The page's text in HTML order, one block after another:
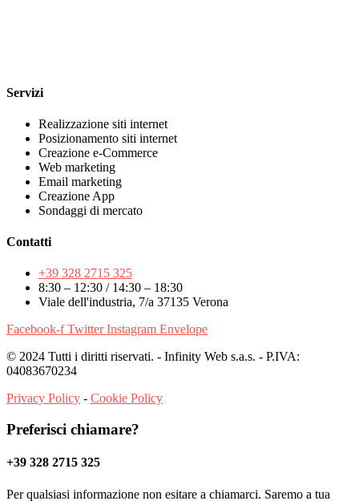
Servizi
Realizzazione siti internet
Posizionamento siti internet
Creazione e-Commerce
Web marketing
Email marketing
Creazione App
Sondaggi di mercato
Contatti
+39 328 2715 325
8:30 – 12:30 / 14:30 – 18:30
Viale dell'industria, 7/a 37135 Verona
Facebook-f Twitter Instagram Envelope
© 2024 Tutti i diritti riservati. - Infinity Web s.a.s. - P.IVA:
04083670234
Privacy Policy - Cookie Policy
Preferisci chiamare?
+39 328 2715 325
Per qualsiasi informazione non esitare a chiamarci. Saremo a tua